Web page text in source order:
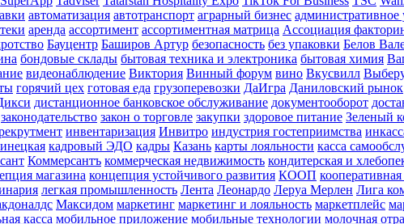
автоматизация автотранспорт аграрный бизнес административное
аренда ассортимент ассортиментная матрица Ассоциация
Бауцентр Баширов Артур безопасность без упаковки Белов
бондовые склады бытовая техника и электроника бытовая химия
видеонаблюдение Виктория Винный форум вино Вкусвилл
горячий цех готовая еда грузоперевозки ДаИгра Даниловский рынок
дистанционное банковское обслуживание документооборот
законодательство закон о торговле закупки здоровое питание Зеленый
инвентаризация Инвитро индустрия гостеприимства
кадровый ЭДО кадры Казань карты лояльности касса
Коммерсантъ коммерческая недвижимость кондитерская и
магазина концепция устойчивого развития КООП
легкая промышленность Лента Леонардо Леруа Мерлен Лига
Максидом маркетинг маркетинг и лояльность маркетплейс
касса мобильное приложение мобильные технологии молочная